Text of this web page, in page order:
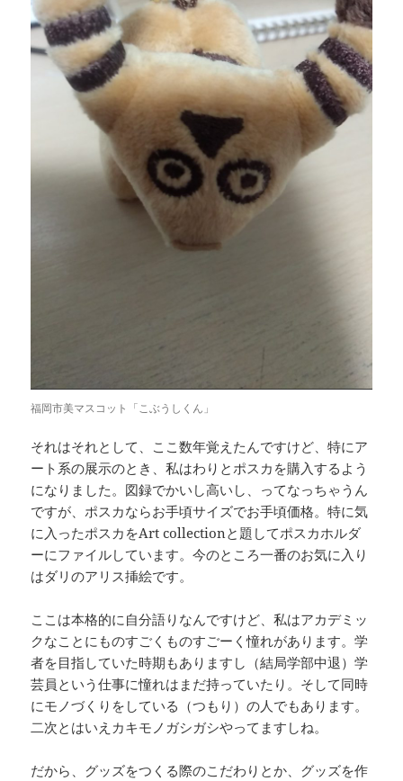
福岡市美マスコット「こぶうしくん」
それはそれとして、ここ数年覚えたんですけど、特にア
ート系の展示のとき、私はわりとポスカを購入するよう
になりました。図録でかいし高いし、ってなっちゃうん
ですが、ポスカならお手頃サイズでお手頃価格。特に気
に入ったポスカをArt collectionと題してポスカホルダ
ーにファイルしています。今のところ一番のお気に入り
はダリのアリス挿絵です。
ここは本格的に自分語りなんですけど、私はアカデミッ
クなことにものすごくものすごーく憧れがあります。学
者を目指していた時期もありますし（結局学部中退）学
芸員という仕事に憧れはまだ持っていたり。そして同時
にモノづくりをしている（つもり）の人でもあります。
二次とはいえカキモノガシガシやってますしね。
だから、グッズをつくる際のこだわりとか、グッズを作